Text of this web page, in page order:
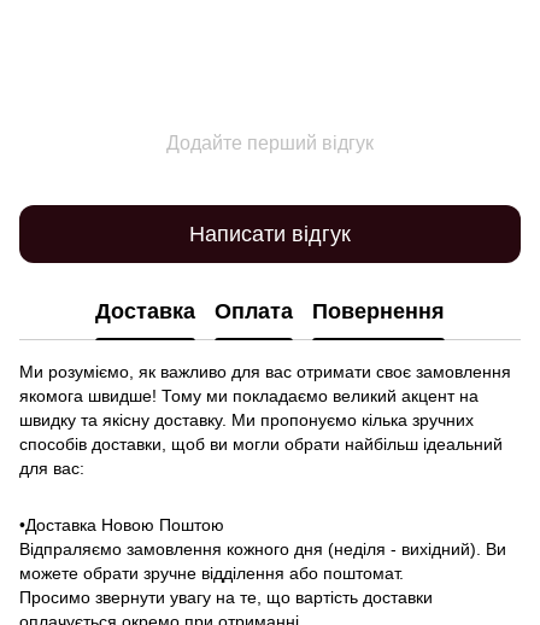
Додайте перший відгук
Написати відгук
Доставка Оплата Повернення
Ми розуміємо, як важливо для вас отримати своє замовлення
якомога швидше! Тому ми покладаємо великий акцент на
швидку та якісну доставку. Ми пропонуємо кілька зручних
способів доставки, щоб ви могли обрати найбільш ідеальний
для вас:
•Доставка Новою Поштою
Відпраляємо замовлення кожного дня (неділя - вихідний). Ви
можете обрати зручне відділення або поштомат.
Просимо звернути увагу на те, що вартість доставки